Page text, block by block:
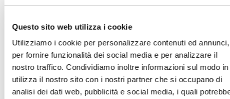
Questo sito web utilizza i cookie
Utilizziamo i cookie per personalizzare contenuti ed annunci,
per fornire funzionalità dei social media e per analizzare il
nostro traffico. Condividiamo inoltre informazioni sul modo
utilizza il nostro sito con i nostri partner che si occupano di
analisi dei dati web, pubblicità e social media, i quali